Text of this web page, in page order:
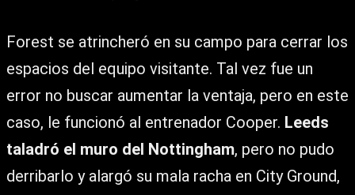
Forest se atrincheró en su campo para cerrar los
espacios del equipo visitante. Tal vez fue un
error no buscar aumentar la ventaja, pero en este
caso, le funcionó al entrenador Cooper. Leeds
taladró el muro del Nottingham, pero no pudo
derribarlo y alargó su mala racha en City Ground,